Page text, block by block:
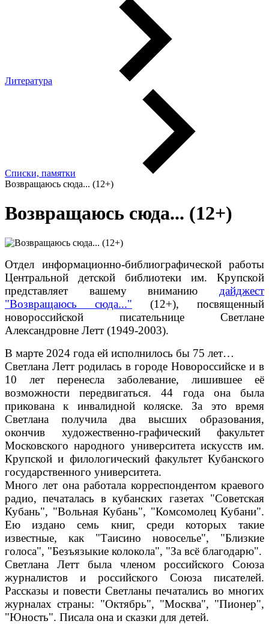
Литература
Списки, памятки
Возвращаюсь сюда... (12+)
Возвращаюсь сюда... (12+)
Отдел информационно-библиографической работы
Центральной детской библиотеки им. Крупской
представляет вашему вниманию дайджест
"Возвращаюсь сюда..." (12+), посвященный
новороссийской писательнице Светлане
Александровне Летт (1949-2003).
В марте 2024 года ей исполнилось бы 75 лет…
Светлана Летт родилась в городе Новороссийске и в
10 лет перенесла заболевание, лишившее её
возможности передвигаться. 44 года она была
прикована к инвалидной коляске. За это время
Светлана получила два высших образования,
окончив художественно-графический факультет
Московского народного университета искусств им.
Крупской и филологический факультет Кубанского
государственного университета.
Много лет она работала корреспондентом краевого
радио, печаталась в кубанских газетах "Советская
Кубань", "Вольная Кубань", "Комсомолец Кубани".
Ею издано семь книг, среди которых такие
известные, как "Таисино новоселье", "Близкие
голоса", "Безъязыкие колокола", "За всё благодарю".
Светлана Летт была членом российского Союза
журналистов и российского Союза писателей.
Рассказы и повести Светланы печатались во многих
журналах страны: "Октябрь", "Москва", "Пионер",
"Юность". Писала она и сказки для детей.